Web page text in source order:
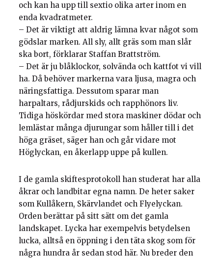
och kan ha upp till sextio olika arter inom en
enda kvadratmeter.
– Det är viktigt att aldrig lämna kvar något som
gödslar marken. All sly, allt gräs som man slår
ska bort, förklarar Staffan Brattström.
– Det är ju blåklockor, solvända och kattfot vi vill
ha. Då behöver markerna vara ljusa, magra och
näringsfattiga. Dessutom sparar man
harpaltars, rådjurskids och rapphönors liv.
Tidiga höskördar med stora maskiner dödar och
lemlästar många djurungar som håller till i det
höga gräset, säger han och går vidare mot
Höglyckan, en åkerlapp uppe på kullen.
I de gamla skiftesprotokoll han studerat har alla
åkrar och landbitar egna namn. De heter saker
som Kullåkern, Skärvlandet och Flyelyckan.
Orden berättar på sitt sätt om det gamla
landskapet. Lycka har exempelvis betydelsen
lucka, alltså en öppning i den täta skog som för
några hundra år sedan stod här. Nu breder den